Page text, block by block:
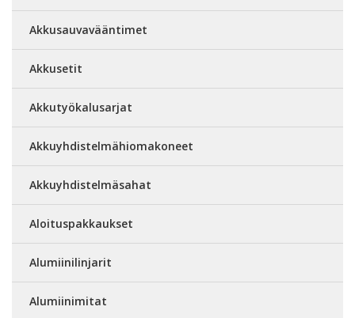
Akkusauvavääntimet
Akkusetit
Akkutyökalusarjat
Akkuyhdistelmähiomakoneet
Akkuyhdistelmäsahat
Aloituspakkaukset
Alumiinilinjarit
Alumiinimitat